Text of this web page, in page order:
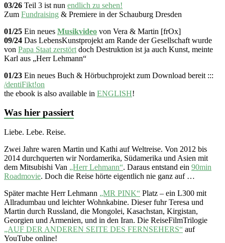
03/26 Teil 3 ist nun endlich zu sehen!
Zum Fundraising & Premiere in der Schauburg Dresden
01/25 Ein neues Musikvideo von Vera & Martin [frOx]
09/24 Das LebensKunstprojekt am Rande der Gesellschaft wurde
von Papa Staat zerstört doch Destruktion ist ja auch Kunst, meinte
Karl aus „Herr Lehmann“
01/23 Ein neues Buch & Hörbuchprojekt zum Download bereit :::
/dentiFikt!on
the ebook is also available in ENGLISH!
Was hier passiert
Liebe. Lebe. Reise.
Zwei Jahre waren Martin und Kathi auf Weltreise. Von 2012 bis
2014 durchquerten wir Nordamerika, Südamerika und Asien mit
dem Mitsubishi Van „Herr Lehmann“. Daraus entstand ein 90min
Roadmovie. Doch die Reise hörte eigentlich nie ganz auf …
Später machte Herr Lehmann „MR PINK“ Platz – ein L300 mit
Allradumbau und leichter Wohnkabine. Dieser fuhr Teresa und
Martin durch Russland, die Mongolei, Kasachstan, Kirgistan,
Georgien und Armenien, und in den Iran. Die ReiseFilmTrilogie
„AUF DER ANDEREN SEITE DES FERNSEHERS“ auf
YouTube online!